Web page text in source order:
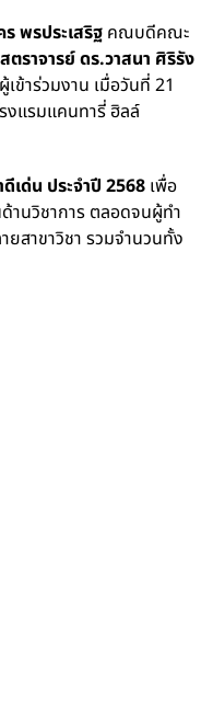
พรประเสริฐ คณบดีคณะ
ตราจารย์ ดร.วาสนา ศิริรัง
ข้าร่วมงาน เมื่อวันที่ 21
แรมแคนทารี่ ฮิลล์
เด่น ประจำปี 2568 เพื่อ
านวิชาการ ตลอดจนผู้ทำ
ยสาขาวิชา รวมจำนวนทั้ง